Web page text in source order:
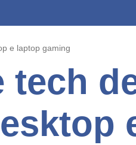
e laptop gaming
tech